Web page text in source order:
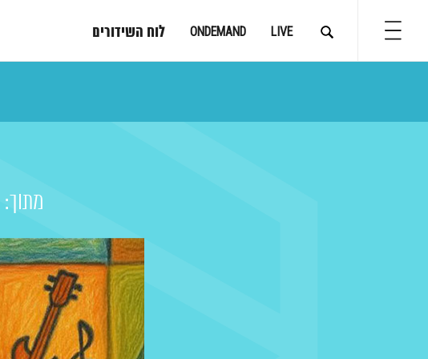
LIVE
ONDEMAND לוח השידורים
מתוך: